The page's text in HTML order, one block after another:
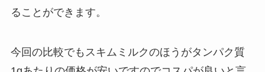
ることができます。
今回の比較でもスキムミルクのほうがタンパク質